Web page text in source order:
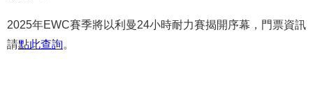
2025年EWC賽季將以利曼24小時耐力賽揭開序幕，門票資訊
請點此查詢